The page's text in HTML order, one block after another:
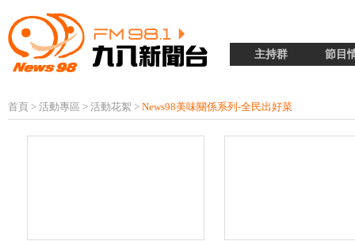
主持群 節目
首頁 > 活動專區 > 活動花絮 > News98美味關係系列-全民出好菜